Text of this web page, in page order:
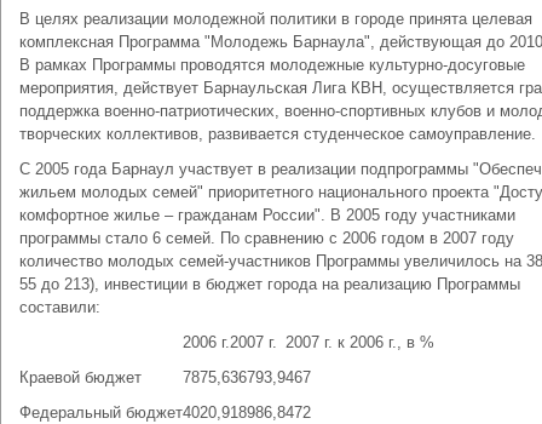
В целях реализации молодежной политики в городе принята целевая
комплексная Программа "Молодежь Барнаула", действующая до
В рамках Программы проводятся молодежные культурно-досуговые
мероприятия, действует Барнаульская Лига КВН, осуществляется
поддержка военно-патриотических, военно-спортивных клубов и
творческих коллективов, развивается студенческое самоуправление.
С 2005 года Барнаул участвует в реализации подпрограммы
жильем молодых семей" приоритетного национального проекта
комфортное жилье – гражданам России". В 2005 году участниками
программы стало 6 семей. По сравнению с 2006 годом в 2007 году
количество молодых семей-участников Программы увеличилось на
55 до 213), инвестиции в бюджет города на реализацию Программы
составили:
2006 г.2007 г. 2007 г. к 2006 г., в %
Краевой бюджет
7875,636793,9467
Федеральный бюджет4020,918986,8472